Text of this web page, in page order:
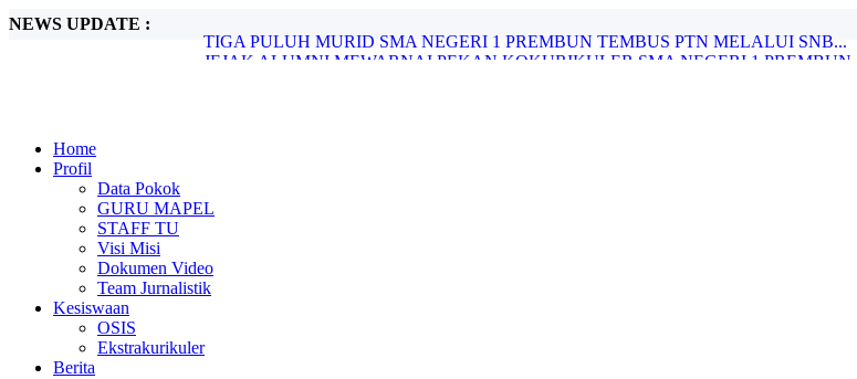
NEWS UPDATE :
TIGA PULUH MURID SMA NEGERI 1 PREMBUN TEMBUS PTN MELALUI SNB...
JEJAK ALUMNI MEWARNAI PEKAN KOKURIKULER SMA NEGERI 1 PREMBUN...
HARI ANAK NASIONAL KE-41: “PERTEMUAN PAGI CERIA” SMA NEG...
PELEPASAN DAN PENYERAHAN KEMBALI MURID KELAS XII SMA NEGERI ...
Home
Profil
Data Pokok
GURU MAPEL
STAFF TU
Visi Misi
Dokumen Video
Team Jurnalistik
Kesiswaan
OSIS
Ekstrakurikuler
Berita